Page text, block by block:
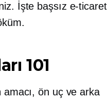
İşte başsız e-ticaret
101
ön uç ve arka